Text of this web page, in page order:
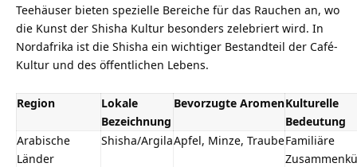
Teehäuser bieten spezielle Bereiche für das Rauchen an, wo
die Kunst der Shisha Kultur besonders zelebriert wird. In
Nordafrika ist die Shisha ein wichtiger Bestandteil der Café-
Kultur und des öffentlichen Lebens.
Region
Lokale
Bezeichnung
Bevorzugte AromenKulturelle
Bedeutung
Arabische
Länder
Shisha/ArgilaApfel, Minze, TraubeFamiliäre